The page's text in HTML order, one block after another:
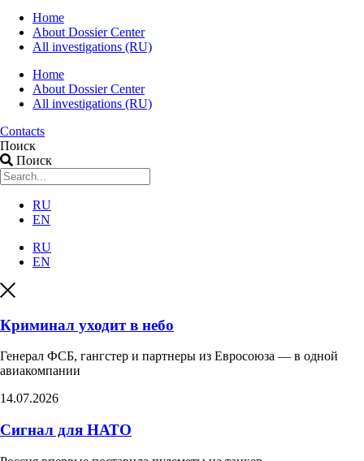
Home
About Dossier Center
All investigations (RU)
Home
About Dossier Center
All investigations (RU)
Contacts
Поиск
Поиск
RU
EN
RU
EN
Криминал уходит в небо
Генерал ФСБ, гангстер и партнеры из Евросоюза — в одной
авиакомпании
14.07.2026
Сигнал для НАТО